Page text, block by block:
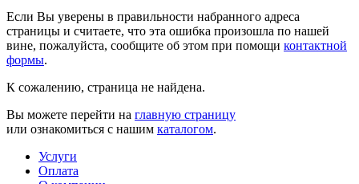
Если Вы уверены в правильности набранного адреса
страницы и считаете, что эта ошибка произошла по нашей
вине, пожалуйста, сообщите об этом при помощи контактной
формы.
К сожалению, страница не найдена.
Вы можете перейти на главную страницу
или ознакомиться с нашим каталогом.
Услуги
Оплата